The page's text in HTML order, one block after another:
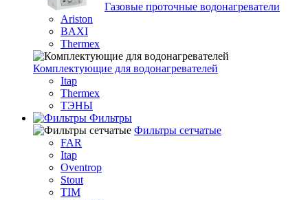
Газовые проточные водонагреватели
Ariston
BAXI
Thermex
Комплектующие для водонагревателей
Itap
Thermex
ТЭНЫ
Фильтры
Фильтры сетчатые
FAR
Itap
Oventrop
Stout
TIM